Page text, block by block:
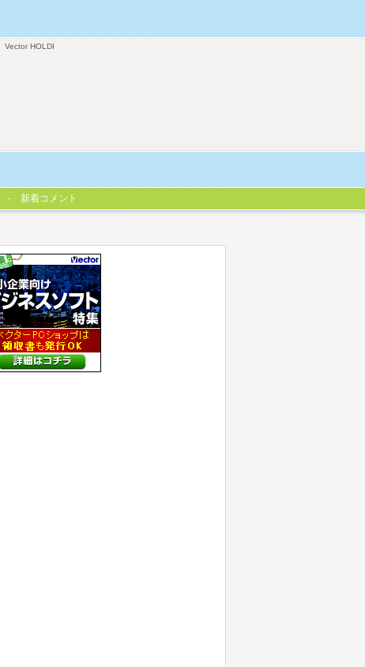
Vector HOLDI
新着コメント